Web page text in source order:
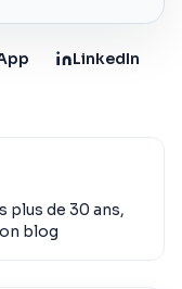
LinkedIn
plus de 30 ans,
blog